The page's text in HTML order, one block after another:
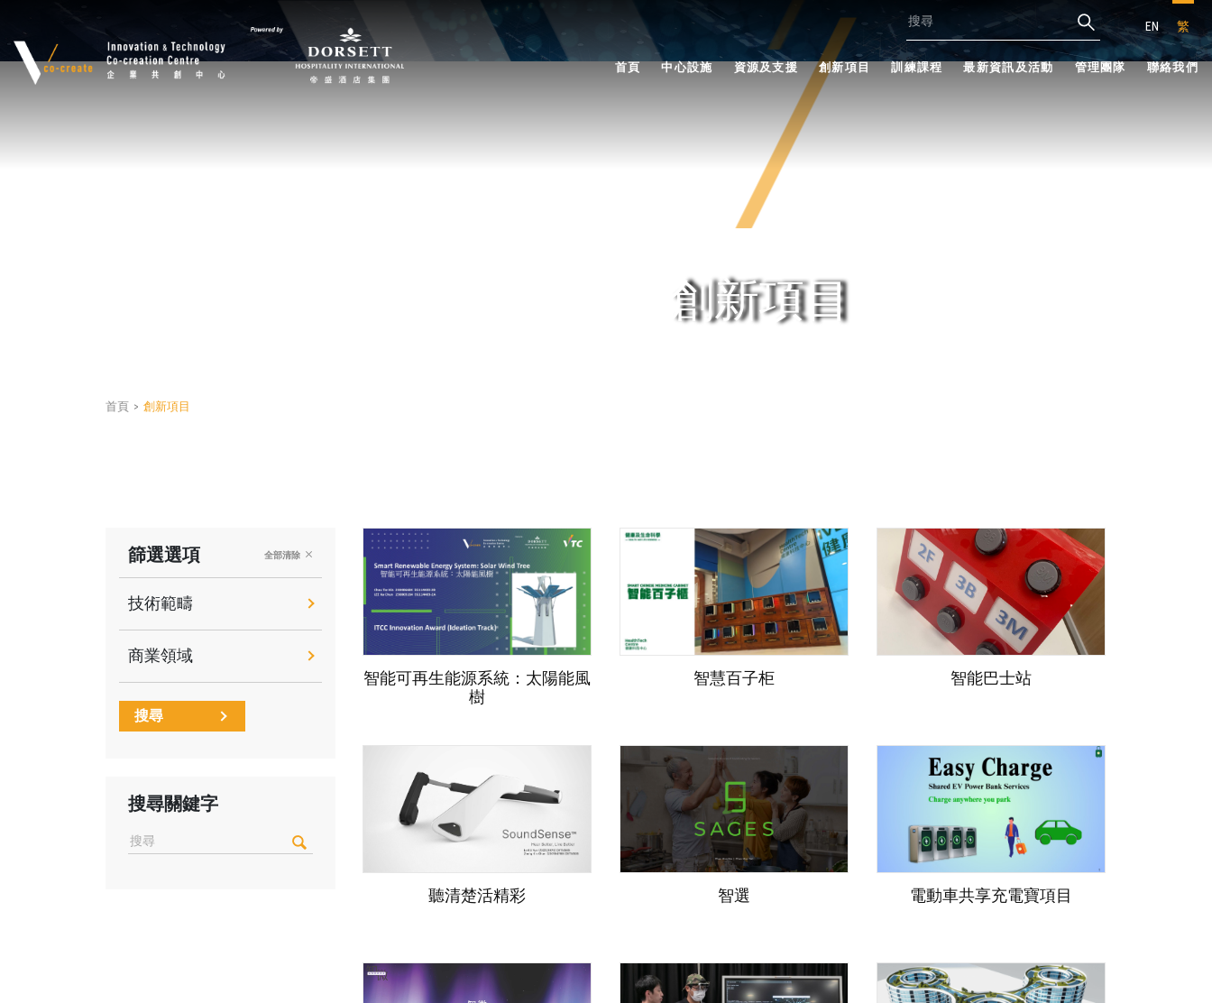
EN 繁
首頁 中心設施 資源及支援 創新項目 訓練課程 最新資訊及活動 管理團隊 聯絡我們
創新項目
首頁 > 創新項目
篩選選項 全部清除
技術範疇
商業領域
搜尋
搜尋關鍵字
智能可再生能源系統：太陽能風
樹
智慧百子柜 智能巴士站
聽清楚活精彩 智選 電動車共享充電寶項目